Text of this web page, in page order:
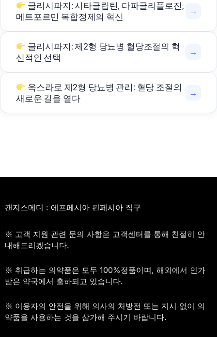
글리시파지: 시타글립틴, 다파글리플로진,
메트포르민 복합정제의 혁신
→
글리시파지: 제2형 당뇨병 혈당조절의 혁
신적인 선택
→
옥스라로 제2형 당뇨병 관리: 혈당 조절의
새로운 길을 열다
→
갠지스메디 : 에프페시아 핀페시아 직구
※ 고객 지원 관련 문의 사항은 고객센터를 통해 친절히 안
내해드리겠습니다.
※ 취급하는 의약품은 모두 100%정품이며, 해외에서 인가
받은 약국에서 출하되고 있습니다.
※ 이용자의 안전을 위해 의사의 처방전 또는 지시 없이 의
약품을 사용하는 것을 삼가해 주시기 바랍니다.